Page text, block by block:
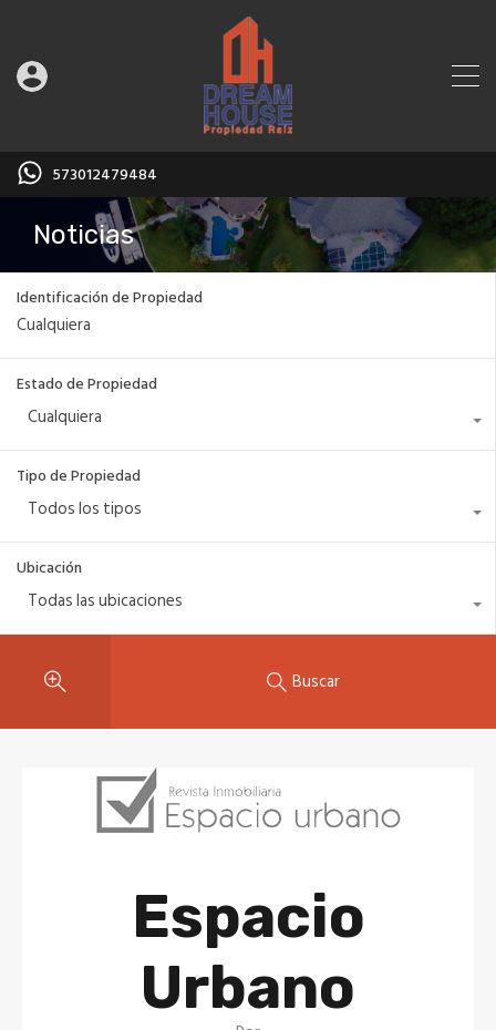
573012479484
Noticias
Identificación de Propiedad
Estado de Propiedad
Cualquiera
Tipo de Propiedad
Todos los tipos
Ubicación
Todas las ubicaciones
Buscar
Espacio
Urbano